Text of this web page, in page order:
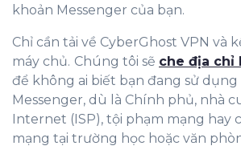
khoản Messenger của bạn.
Chỉ cần tải về CyberGhost VPN và
máy chủ. Chúng tôi sẽ che địa chỉ
để không ai biết bạn đang sử dụng
Messenger, dù là Chính phủ, nhà
Internet (ISP), tội phạm mạng hay
mạng tại trường học hoặc văn